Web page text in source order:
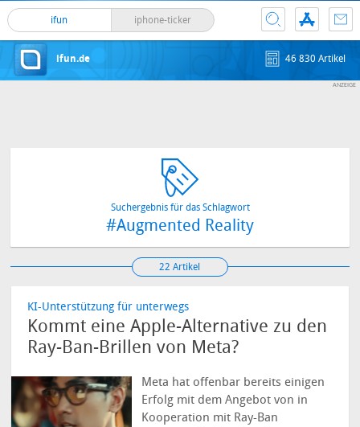
ifun iphone-ticker
ifun.de 46 830 Artikel
Suchergebnis für das Schlagwort
#Augmented Reality
22 Artikel
KI-Unterstützung für unterwegs
Kommt eine Apple-Alternative zu den
Ray-Ban-Brillen von Meta?
Meta hat offenbar bereits einigen
Erfolg mit dem Angebot von in
Kooperation mit Ray-Ban